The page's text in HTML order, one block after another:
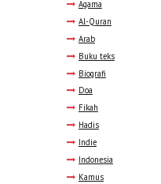
Agama
Al-Quran
Arab
Buku teks
Biografi
Doa
Fikah
Hadis
Indie
Indonesia
Kamus